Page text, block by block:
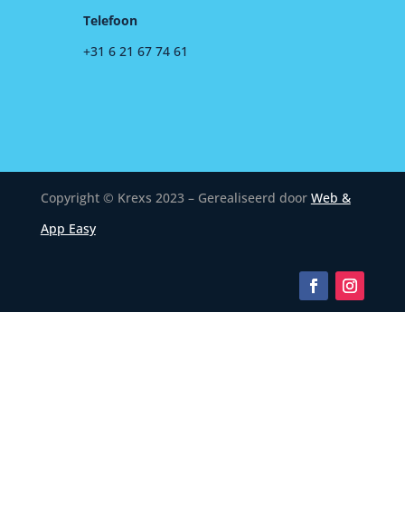
Telefoon
+31 6 21 67 74 61
Copyright © Krexs 2023 – Gerealiseerd door Web &
App Easy